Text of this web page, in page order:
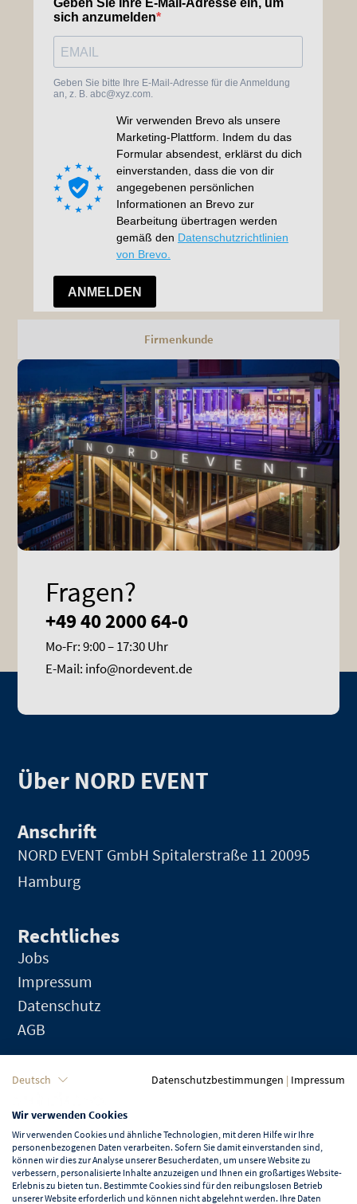
Firmenkunde
Fragen?
+49 40 2000 64-0
Mo-Fr: 9:00 – 17:30 Uhr
E-Mail: info@nordevent.de
Über NORD EVENT
Anschrift
NORD EVENT GmbH Spitalerstraße 11 20095
Hamburg
Rechtliches
Jobs
Impressum
Datenschutz
AGB
Sprache
Deutsch
Deutsch Datenschutzbestimmungen | Impressum
Wir verwenden Cookies
Wir verwenden Cookies und ähnliche Technologien, mit deren Hilfe wir Ihre
personenbezogenen Daten verarbeiten. Sofern Sie damit einverstanden sind,
können wir dies zur Analyse unserer Besucherdaten, um unsere Website zu
verbessern, personalisierte Inhalte anzuzeigen und Ihnen ein großartiges Website-
Erlebnis zu bieten tun. Bestimmte Cookies sind für den reibungslosen Betrieb
unserer Website erforderlich und können nicht abgelehnt werden. Ihre Daten